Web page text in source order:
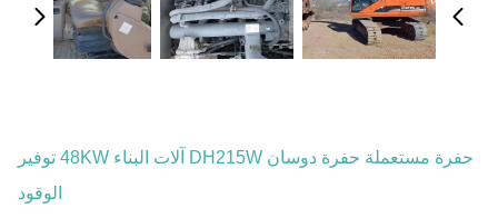
حفرة مستعملة حفرة دوسان DH215W آلات البناء 48KW توفير
الوقود